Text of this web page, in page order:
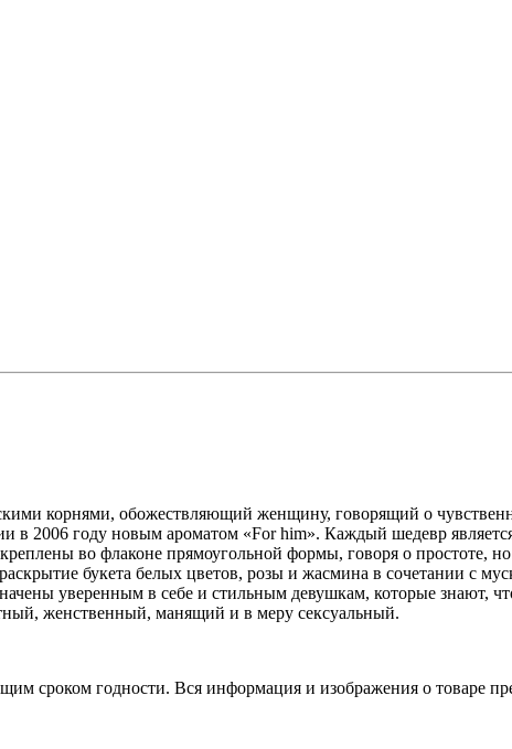
корнями, обожествляющий женщину, говорящий о
в 2006 году новым ароматом «For him». Каждый шедевр
во флаконе прямоугольной формы, говоря о простоте,
букета белых цветов, розы и жасмина в сочетании с
уверенным в себе и стильным девушкам, которые знают,
женственный, манящий и в меру сексуальный.
сроком годности. Вся информация и изображения о товаре